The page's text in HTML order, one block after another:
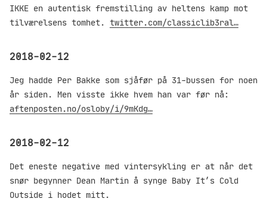
IKKE en autentisk fremstilling av heltens kamp mot
tilværelsens tomhet. twitter.com/classiclib3ral…
2018-02-12
Jeg hadde Per Bakke som sjåfør på 31-bussen for noen
år siden. Men visste ikke hvem han var før nå:
aftenposten.no/osloby/i/9mKdg…
2018-02-12
Det eneste negative med vintersykling er at når det
snør begynner Dean Martin å synge Baby It’s Cold
Outside i hodet mitt.